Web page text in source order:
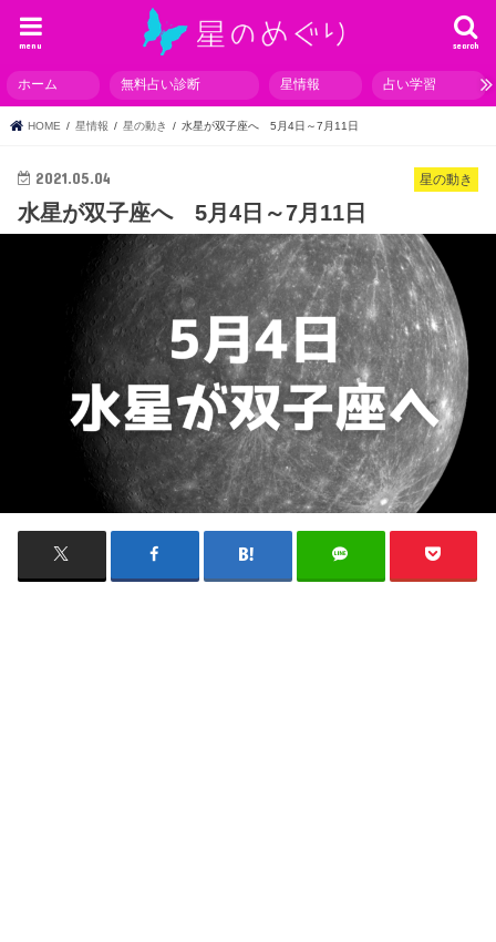
search
menu
ホーム 無料占い診断 星情報 占い学習
HOME 星情報 星の動き 水星が双子座へ 5月4日～7月11日
星の動き
2021.05.04
水星が双子座へ 5月4日～7月11日